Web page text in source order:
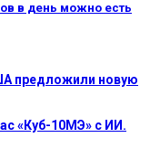
в день можно есть
предложили новую
«Куб-10МЭ» с ИИ.